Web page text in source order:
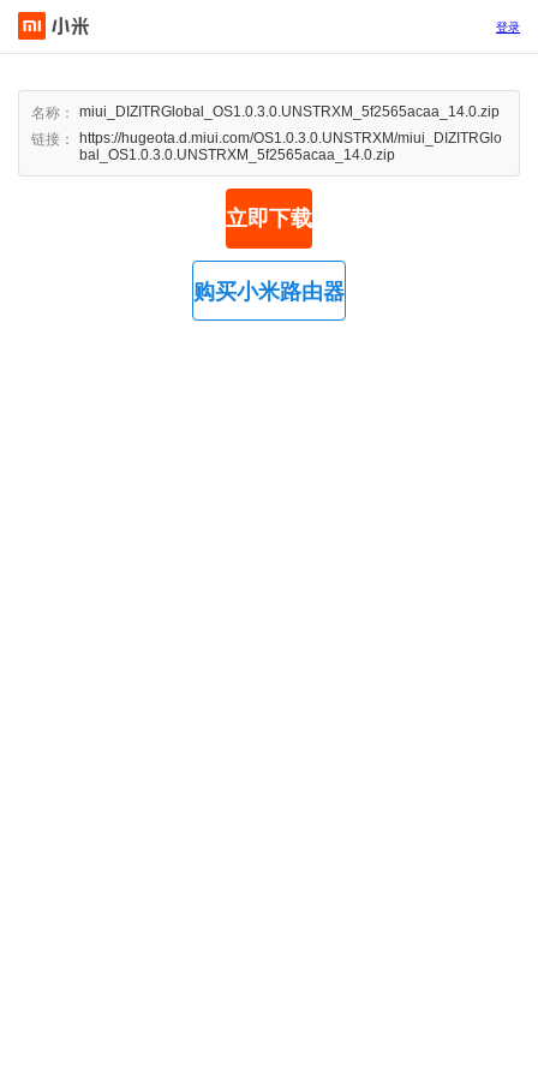
登录
名称：
miui_DIZITRGlobal_OS1.0.3.0.UNSTRXM_5f2565acaa_14.0.zip
链接：
https://hugeota.d.miui.com/OS1.0.3.0.UNSTRXM/miui_DIZITRGlo
bal_OS1.0.3.0.UNSTRXM_5f2565acaa_14.0.zip
立即下载
购买小米路由器